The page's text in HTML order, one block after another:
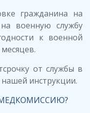
гражданина на
военную службу
к военной
от службы в
инструкции.